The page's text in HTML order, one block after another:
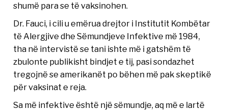
shumë para se të vaksinohen.
Dr. Fauci, i cili u emërua drejtor i Institutit Kombëtar
të Alergjive dhe Sëmundjeve Infektive më 1984,
tha në intervistë se tani ishte më i gatshëm të
zbulonte publikisht bindjet e tij, pasi sondazhet
tregojnë se amerikanët po bëhen më pak skeptikë
për vaksinat e reja.
Sa më infektive është një sëmundje, aq më e lartë